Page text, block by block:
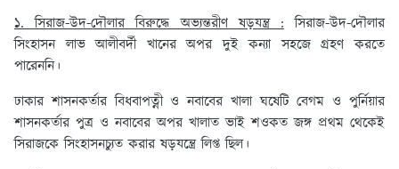
১. সিরাজ-উদ-দৌলার বিরুদ্ধে অভ্যন্তরীণ ষড়যন্ত্র :সিরাজ-উদ-দৌলার
সিংহাসন লাভ আলীবর্দী খানের অপর দুই কন্যা সহজে গ্রহণ করতে
পারেননি।
ঢাকার শাসনকর্তার বিধবাপত্নী ও নবাবের খালা ঘষেটি বেগম ও পুর্নিয়ার
শাসনকর্তার পুত্র ও নবাবের অপর খালাত ভাই শওকত জঙ্গ প্রথম থেকেই
সিরাজকে সিংহাসনচ্যুত করার ষড়যন্ত্রে লিপ্ত ছিল।